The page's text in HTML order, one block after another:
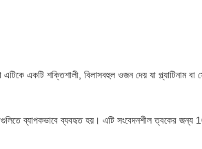
যা এটিকে একটি শক্তিশালী, বিলাসবহুল ওজন দেয় যা প্ল্যাটিনাম
ব্যাপকভাবে ব্যবহৃত হয়। এটি সংবেদনশীল